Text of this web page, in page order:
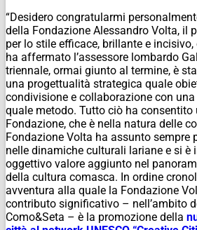
“Desidero congratularmi
della Fondazione Alessandro Volta, il
per lo stile efficace, brillante e
ha affermato l’assessore lombardo
triennale, ormai giunto al termine, è
una progettualità strategica quale
condivisione e collaborazione con
quale metodo. Tutto ciò ha consentito
Fondazione, che è nella natura delle
Fondazione Volta ha assunto sempre
nelle dinamiche culturali lariane e si è
oggettivo valore aggiunto nel
della cultura comasca. In ordine
avventura alla quale la Fondazione
contributo significativo – nell’ambito
Como&Seta – è la promozione della